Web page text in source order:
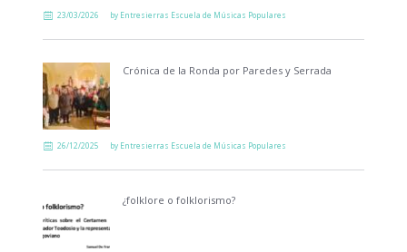
23/03/2026 by Entresierras Escuela de Músicas Populares
Crónica de la Ronda por Paredes y Serrada
26/12/2025 by Entresierras Escuela de Músicas Populares
¿folklore o folklorismo?